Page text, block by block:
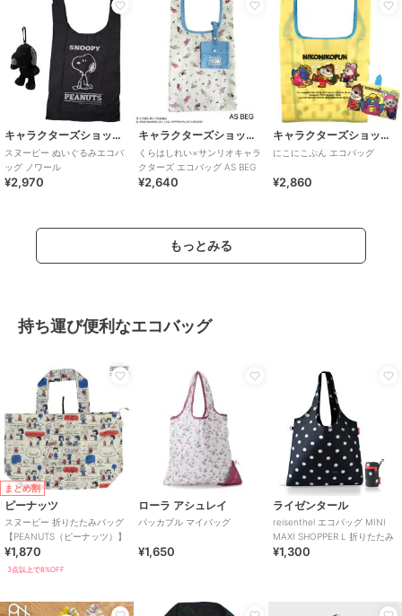
キャラクターズショップ ラフラフ
スヌーピー ぬいぐるみエコバ
ッグ ノワール
¥2,970
キャラクターズショップ ラフラフ
くらはしれい×サンリオキャラ
クターズ エコバッグ AS BEG
¥2,640
キャラクターズショップ ラフラフ
にこにこぷん エコバッグ
¥2,860
もっとみる
持ち運び便利なエコバッグ
まとめ割
ピーナッツ
スヌーピー 折りたたみバッグ
【PEANUTS（ピーナッツ）】
¥1,870
3点以上で8%OFF
ローラ アシュレイ
パッカブル マイバッグ
¥1,650
ライゼンタール
reisenthel エコバッグ MINI
MAXI SHOPPER L 折りたたみ
¥1,300